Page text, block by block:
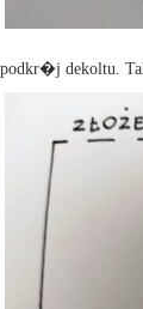
dekoltu.